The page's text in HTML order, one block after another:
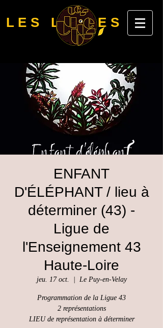
LES LUBIES
ENFANT
D'ÉLÉPHANT / lieu à
déterminer (43) -
Ligue de
l'Enseignement 43
Haute-Loire
jeu. 17 oct. Le Puy-en-Velay
Programmation de la Ligue 43
2 représentations
LIEU de représentation à déterminer